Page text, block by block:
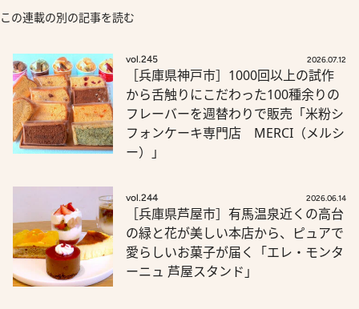
この連載の別の記事を読む
vol.245 2026.07.12
［兵庫県神戸市］1000回以上の試作
から舌触りにこだわった100種余りの
フレーバーを週替わりで販売「米粉シ
フォンケーキ専門店 MERCI（メルシ
ー）」
vol.244 2026.06.14
［兵庫県芦屋市］有馬温泉近くの高台
の緑と花が美しい本店から、ピュアで
愛らしいお菓子が届く「エレ・モンタ
ーニュ 芦屋スタンド」